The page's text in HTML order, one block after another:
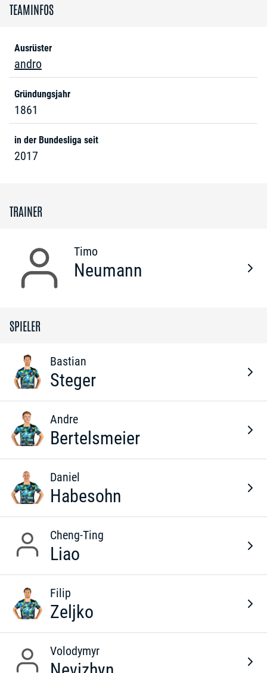
TEAMINFOS
Ausrüster
andro
Gründungsjahr
1861
in der Bundesliga seit
2017
TRAINER
Timo
Neumann
SPIELER
Bastian
Steger
Andre
Bertelsmeier
Daniel
Habesohn
Cheng-Ting
Liao
Filip
Zeljko
Volodymyr